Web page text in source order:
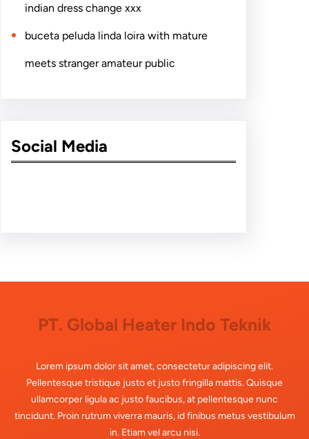
indian dress change xxx
buceta peluda linda loira with mature
meets stranger amateur public
Social Media
PT. Global Heater Indo Teknik
Lorem ipsum dolor sit amet, consectetur adipiscing elit.
Pellentesque tristique justo et justo fringilla mattis. Quisque
ullamcorper ligula ac justo faucibus, at pellentesque nunc
tincidunt. Proin rutrum viverra mauris, id finibus metus vestibulum
in. Etiam vel arcu nisi.